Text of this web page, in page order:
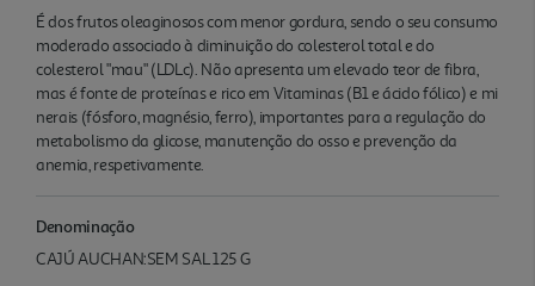
É dos frutos oleaginosos com menor gordura, sendo o seu consumo
moderado associado à diminuição do colesterol total e do
colesterol "mau" (LDLc). Não apresenta um elevado teor de fibra,
mas é fonte de proteínas e rico em Vitaminas (B1 e ácido fólico) e mi
nerais (fósforo, magnésio, ferro), importantes para a regulação do
metabolismo da glicose, manutenção do osso e prevenção da
anemia, respetivamente.
Denominação
CAJÚ AUCHAN:SEM SAL 125 G